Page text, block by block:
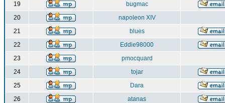
19
bugmac
20
napoleon XIV
21
blues
22
Eddie98000
23
pmocquard
24
tojar
25
Dara
26
atanas